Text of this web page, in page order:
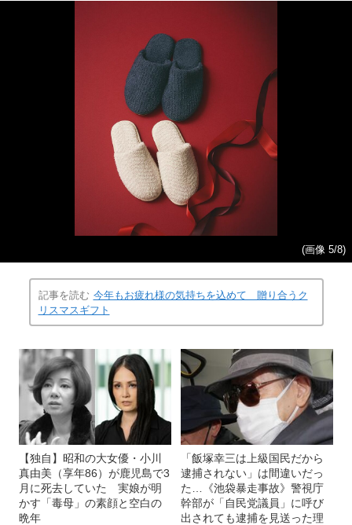
(画像 5/8)
記事を読む 今年もお疲れ様の気持ちを込めて 贈り合うク
リスマスギフト
【独自】昭和の大女優・小川
真由美（享年86）が鹿児島で3
月に死去していた 実娘が明
かす「毒母」の素顔と空白の
晩年
「飯塚幸三は上級国民だから
逮捕されない」は間違いだっ
た…《池袋暴走事故》警視庁
幹部が「自民党議員」に呼び
出されても逮捕を見送った理